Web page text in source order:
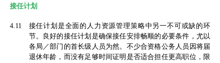
接任计划
4.11
接任计划是全面的人力资源管理策略中另一不可或缺的环
节。良好的接任计划是确保接任安排畅顺的必要条件，尤以
各局／部门的首长级人员为然。不少合资格公务人员因将届
退休年龄，而没有足够时间证明是否适合担任更高职位，限